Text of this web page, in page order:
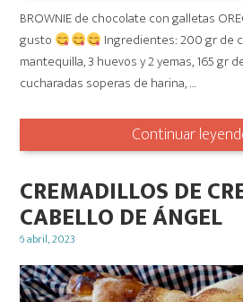
BROWNIE de chocolate con galletas
gusto
Ingredientes: 200 gr de
mantequilla, 3 huevos y 2 yemas, 165 gr
cucharadas soperas de harina, …
Continuar
CREMADILLOS DE
CABELLO DE ÁNGEL
Posted
6 abril, 2023